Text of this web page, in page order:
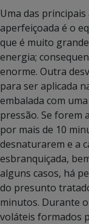
Uma das
aperfeiçoada é o
que é muito
energia;
enorme. Outra
para ser aplicada
embalada com
pressão. Se forem
por mais de 10
desnaturarem e a
esbranquiçada,
alguns casos, há
do presunto
minutos. Durante
voláteis formados